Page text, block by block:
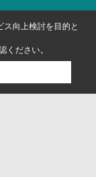
向上検討を目的と
ください。